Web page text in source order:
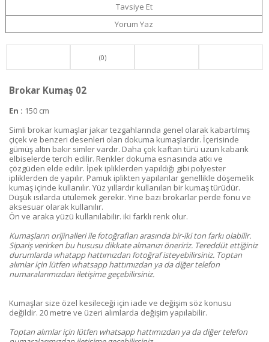
Tavsiye Et
Yorum Yaz
(0)
Brokar Kumaş 02
En : 150 cm
Simli brokar kumaşlar jakar tezgahlarında genel olarak kabartılmış
çiçek ve benzeri desenleri olan dokuma kumaşlardır. İçerisinde
gümüş altın bakır simler vardır. Daha çok kaftan türü uzun kabarık
elbiselerde tercih edilir. Renkler dokuma esnasında atkı ve
çözgüden elde edilir. İpek ipliklerden yapıldığı gibi polyester
ipliklerden de yapılır. Pamuk iplikten yapılanlar genellikle döşemelik
kumaş içinde kullanılır. Yüz yıllardır kullanılan bir kumaş türüdür.
Düşük ısılarda ütülemek gerekir. Yine bazı brokarlar perde fonu ve
aksesuar olarak kullanılır.
Ön ve araka yüzü kullanılabilir. iki farklı renk olur.
Kumaşların orijinalleri ile fotoğrafları arasında bir-iki ton farkı olabilir.
Sipariş verirken bu hususu dikkate almanızı öneririz. Tereddüt ettiğiniz
durumlarda whatapp hattımızdan fotoğraf isteyebilirsiniz. Toptan
alımlar için lütfen whatsapp hattımızdan ya da diğer telefon
numaralarımızdan iletişime geçebilirsiniz.
Kumaşlar size özel kesileceği için iade ve değişim söz konusu
değildir. 20 metre ve üzeri alımlarda değişim yapılabilir.
Toptan alımlar için lütfen whatsapp hattımızdan ya da diğer telefon